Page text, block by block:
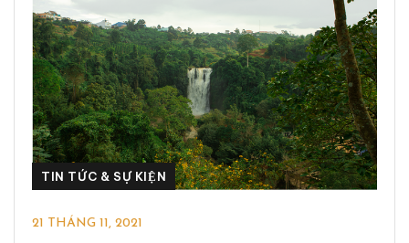
TIN TỨC & SỰ KIỆN
21 THÁNG 11, 2021